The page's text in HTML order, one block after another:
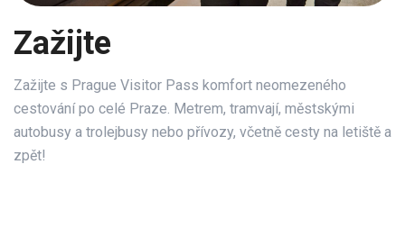
Zažijte
Zažijte s Prague Visitor Pass komfort neomezeného
cestování po celé Praze. Metrem, tramvají, městskými
autobusy a trolejbusy nebo přívozy, včetně cesty na letiště a
zpět!